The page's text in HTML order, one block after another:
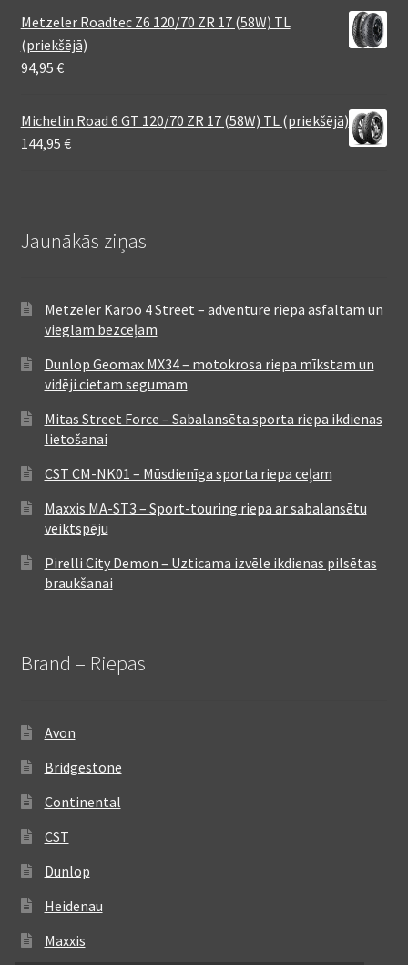
Metzeler Roadtec Z6 120/70 ZR 17 (58W) TL
(priekšējā)
94,95 €
Michelin Road 6 GT 120/70 ZR 17 (58W) TL (priekšējā)
144,95 €
Jaunākās ziņas
Metzeler Karoo 4 Street – adventure riepa asfaltam un
vieglam bezceļam
Dunlop Geomax MX34 – motokrosa riepa mīkstam un
vidēji cietam segumam
Mitas Street Force – Sabalansēta sporta riepa ikdienas
lietošanai
CST CM-NK01 – Mūsdienīga sporta riepa ceļam
Maxxis MA-ST3 – Sport-touring riepa ar sabalansētu
veiktspēju
Pirelli City Demon – Uzticama izvēle ikdienas pilsētas
braukšanai
Brand – Riepas
Avon
Bridgestone
Continental
CST
Dunlop
Heidenau
Maxxis